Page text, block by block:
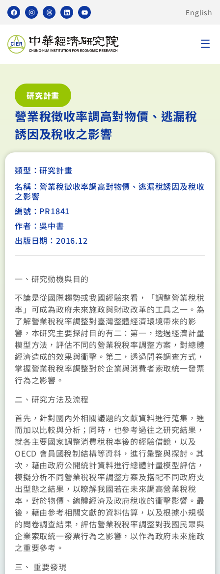
English
研究計畫
營業稅徵收率調高對物價、逃漏稅
誘因及稅收之影響
類型：研究計畫
名稱：營業稅徵收率調高對物價、逃漏稅誘因及稅收
之影響
編號：PR1841
作者：吳中書
出版日期：2016.12
一、研究動機與目的
不論是從國際趨勢或我國經驗來看，「調整營業稅稅
率」可成為政府未來施政與財政改革的工具之一。為
了解營業稅稅率調整對臺灣整體經濟環境帶來的影
響，本研究主要探討目的有二：第一，透過經濟計量
模型方法，評估不同的營業稅稅率調整方案，對總體
經濟造成的效果與衝擊。第二，透過問卷調查方式，
掌握營業稅稅率調整對於企業與消費者索取統一發票
行為之影響。
二、研究方法及流程
首先，針對國內外相關議題的文獻資料進行蒐集，進
而加以比較與分析；同時，也參考過往之研究結果，
就各主要國家調整消費稅稅率後的經驗借鏡，以及
OECD 會員國稅制結構等資料，進行彙整與探討。其
次，藉由政府公開統計資料進行總體計量模型評估，
模擬分析不同營業稅稅率調整方案及搭配不同政府支
出型態之結果，以瞭解我國若在未來調高營業稅稅
率，對於物價、總體經濟及政府稅收的衝擊影響。最
後，藉由參考相關文獻的資料估算，以及根據小規模
的問卷調查結果，評估營業稅稅率調整對我國民眾與
企業索取統一發票行為之影響，以作為政府未來施政
之重要參考。
三、 重要發現